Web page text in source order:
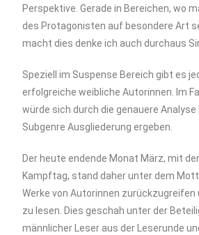
Perspektive. Gerade in Bereichen, wo
des Protagonisten auf besondere Art
macht dies denke ich auch durchaus
Speziell im Suspense Bereich gibt es
erfolgreiche weibliche Autorinnen. Im
würde sich durch die genauere
Subgenre Ausgliederung ergeben.
Der heute endende Monat März, mit
Kampftag, stand daher unter dem
Werke von Autorinnen
zu lesen. Dies geschah unter der
männlicher Leser aus der Leserunde